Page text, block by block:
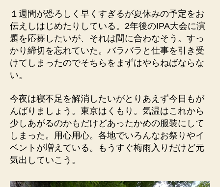
１週間が恐ろしく早くすぎるが夏休みの予定をお
伝えしはじめたりしている。2年後のIPA大会に演
題を応募したいが、それは間に合わなそう。すっ
かり締切を忘れていた。バラバラと仕事を引き受
けてしまったのでそちらをまずはやらねばならな
い。
今夜は寝不足を解消したいがとりあえず今日もが
んばりましょう。東京はくもり。気温はこれから
少しあがるのかもだけどあったかめの服装にして
しまった。用心用心。各地でいろんなお祭りやイ
ベントが増えている。もうすぐ梅雨入りだけど元
気出していこう。